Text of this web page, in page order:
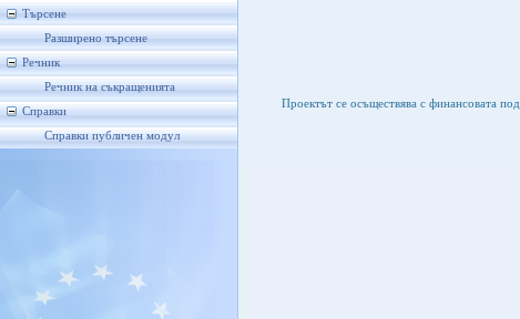
Търсене
Разширено търсене
Речник
Речник на съкращенията
Справки
Справки публичен модул
Проектът се осъществява с финансовата